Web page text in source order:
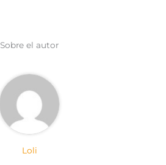
k
Sobre el autor
Loli